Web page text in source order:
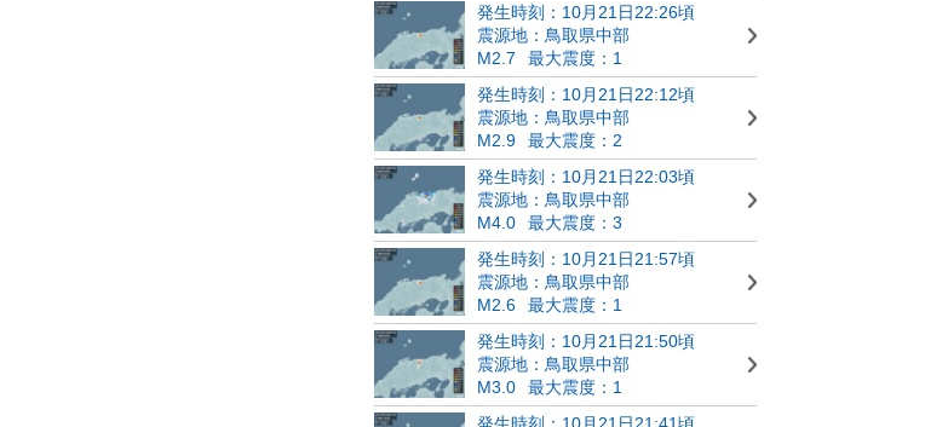
発生時刻：10月21日22:26頃
震源地：鳥取県中部
M2.7
最大震度：1
発生時刻：10月21日22:12頃
震源地：鳥取県中部
M2.9
最大震度：2
発生時刻：10月21日22:03頃
震源地：鳥取県中部
M4.0
最大震度：3
発生時刻：10月21日21:57頃
震源地：鳥取県中部
M2.6
最大震度：1
発生時刻：10月21日21:50頃
震源地：鳥取県中部
M3.0
最大震度：1
発生時刻：10月21日21:41頃